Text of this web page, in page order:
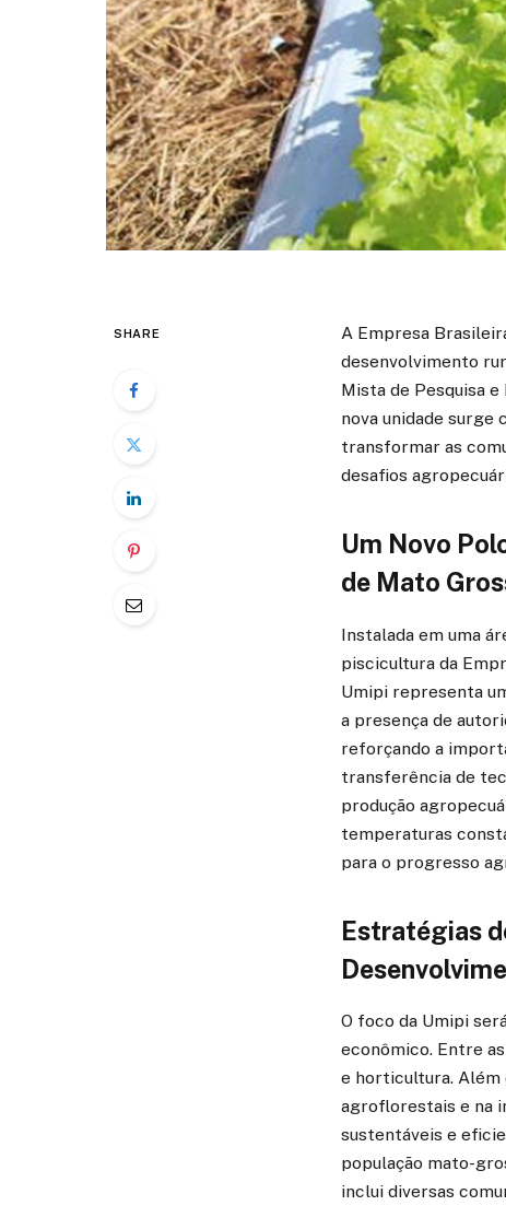
SHARE
A Empresa
desenvolvimento
Mista de Pesquisa e
nova unidade surge
transformar as
desafios
Um Novo
de Mato
Instalada em uma
piscicultura da
Umipi representa
a presença de
reforçando a
transferência de
produção
temperaturas
para o progresso
Estratégias
O foco da Umipi
econômico. Entre
e horticultura. Além
agroflorestais e na
sustentáveis e
população mato-
inclui diversas